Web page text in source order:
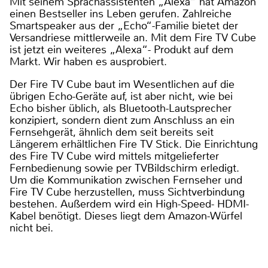
einen Bestseller ins Leben gerufen. Zahlreiche
Smartspeaker aus der „Echo“-Familie bietet der
Versandriese mittlerweile an. Mit dem Fire TV Cube
ist jetzt ein weiteres „Alexa“- Produkt auf dem
Markt. Wir haben es ausprobiert.
Der Fire TV Cube baut im Wesentlichen auf die
übrigen Echo-Geräte auf, ist aber nicht, wie bei
Echo bisher üblich, als Bluetooth-Lautsprecher
konzipiert, sondern dient zum Anschluss an ein
Fernsehgerät, ähnlich dem seit bereits seit
Längerem erhältlichen Fire TV Stick. Die Einrichtung
des Fire TV Cube wird mittels mitgelieferter
Fernbedienung sowie per TVBildschirm erledigt.
Um die Kommunikation zwischen Fernseher und
Fire TV Cube herzustellen, muss Sichtverbindung
bestehen. Außerdem wird ein High-Speed- HDMI-
Kabel benötigt. Dieses liegt dem Amazon-Würfel
nicht bei.